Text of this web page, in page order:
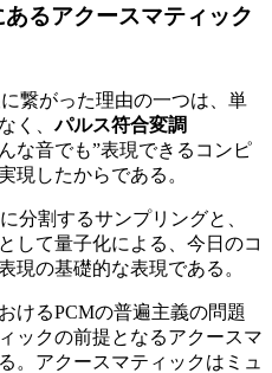
るアクースマティック
繋がった理由の一つは、単
く、パルス符合変調
な音でも”表現できるコンピ
現したからである。
分割するサンプリングと、
して量子化による、今日のコ
現の基礎的な表現である。
けるPCMの普遍主義の問題
ックの前提となるアクースマ
。アクースマティックはミュ